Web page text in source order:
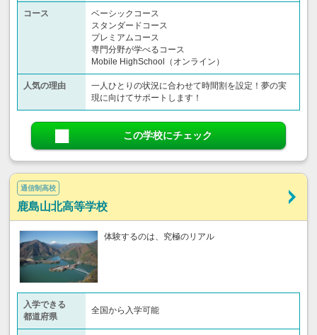
コース
ベーシックコース
スタンダードコース
プレミアムコース
専門分野が学べるコース
Mobile HighSchool（オンライン）
人気の理由
一人ひとりの状況に合わせて時間割を設定！夢の実
現に向けてサポートします！
この学校にチェック
通信制高校
鹿島山北高等学校
体験するのは、究極のリアル
入学できる
都道府県
全国から入学可能